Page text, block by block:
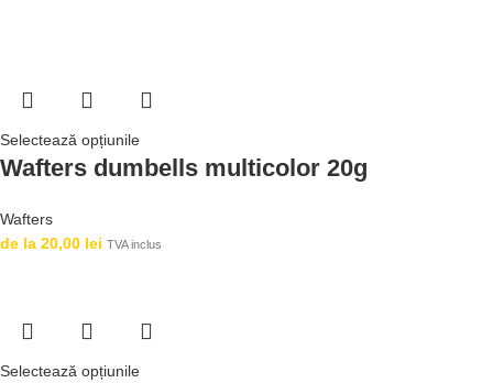
Selectează opțiunile
Wafters dumbells multicolor 20g
Wafters
de la 20,00 lei TVA inclus
Selectează opțiunile